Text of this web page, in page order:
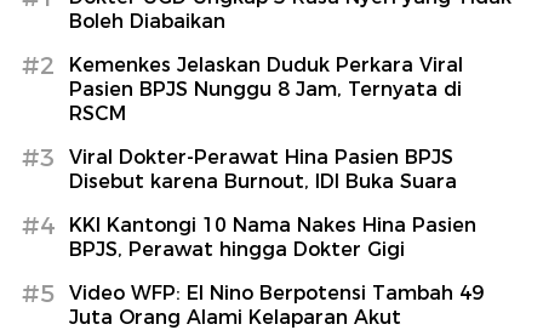
Boleh Diabaikan
#2
Kemenkes Jelaskan Duduk Perkara Viral
Pasien BPJS Nunggu 8 Jam, Ternyata di
RSCM
#3
Viral Dokter-Perawat Hina Pasien BPJS
Disebut karena Burnout, IDI Buka Suara
#4
KKI Kantongi 10 Nama Nakes Hina Pasien
BPJS, Perawat hingga Dokter Gigi
#5
Video WFP: El Nino Berpotensi Tambah 49
Juta Orang Alami Kelaparan Akut